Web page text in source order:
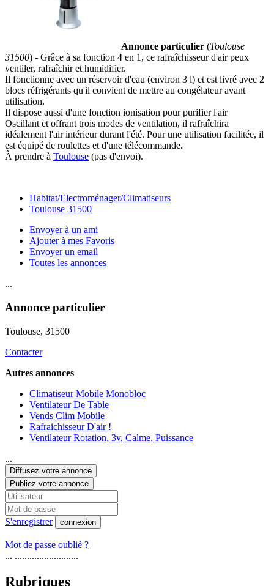
Annonce particulier (Toulouse
31500) - Grâce à sa fonction 4 en 1, ce rafraîchisseur d'air peux
ventiler, rafraîchir et humidifier.
Il fonctionne avec un réservoir d'eau (environ 3 l) et est livré avec 2
blocs réfrigérants qu'il convient de mettre au congélateur avant
utilisation.
Il dispose aussi d'une fonction ionisation pour purifier l'air
Oscillant et offrant trois modes de ventilation, il rafraîchira
idéalement l'air intérieur durant l'été. Pour une utilisation facilitée, il
est équipé de roulettes et d'une télécommande.
À prendre à Toulouse (pas d'envoi).
Habitat/Electroménager/Climatiseurs
Toulouse 31500
Envoyer à un ami
Ajouter à mes Favoris
Envoyer un email
Toutes les annonces
...
Annonce particulier
Toulouse, 31500
Contacter
Autres annonces
Climatiseur Mobile Monobloc
Ventilateur De Table
Vends Clim Mobile
Rafraichisseur D'air !
Ventilateur Rotation, 3v, Calme, Puissance
...
Diffusez votre annonce
Publiez votre annonce
S'enregistrer connexion
Mot de passe oublié ?
... ..........................
Rubriques